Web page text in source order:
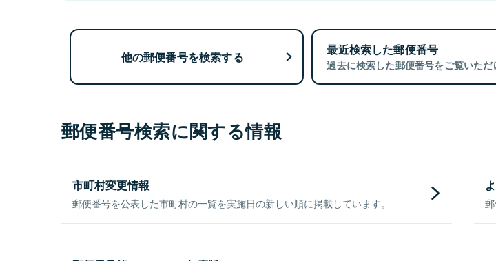
他の郵便番号を検索する 最近検索した郵便番号
過去に検索した郵便番号をご覧いただ
郵便番号検索に関する情報
市町村変更情報
郵便番号を公表した市町村の一覧を実施日の新しい順に掲載しています。